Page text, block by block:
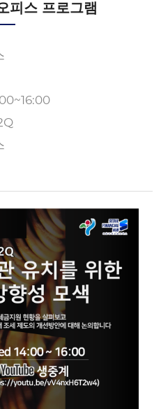
피스 프로그램